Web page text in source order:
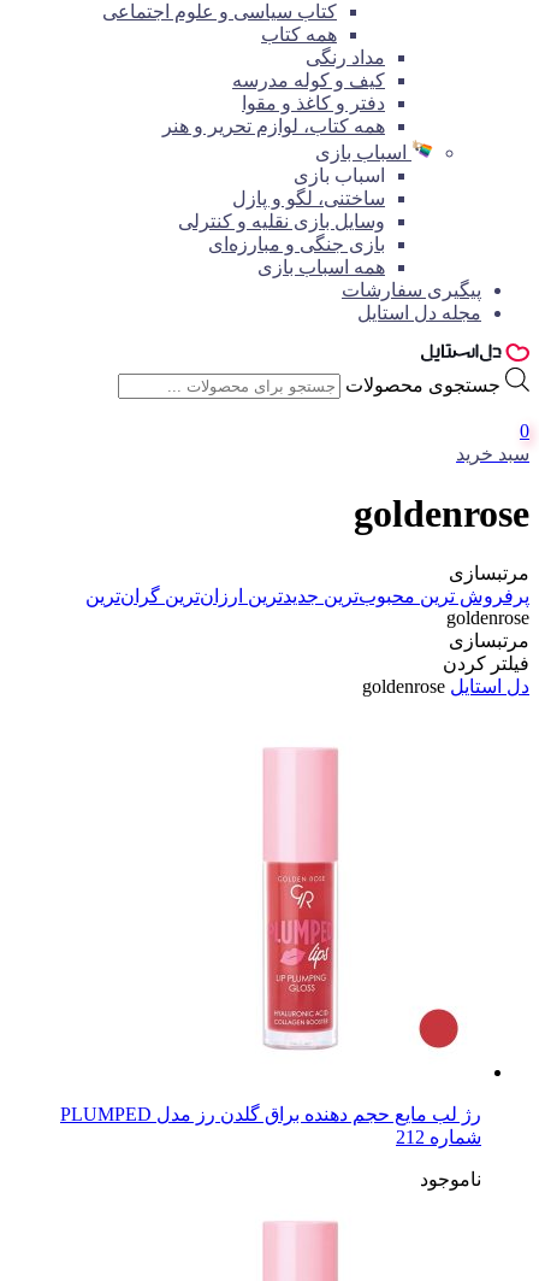
کتاب سیاسی و علوم اجتماعی
همه کتاب
مداد رنگی
کیف و کوله مدرسه
دفتر و کاغذ و مقوا
همه کتاب، لوازم تحریر و هنر
اسباب بازی
اسباب بازی
ساختنی، لگو و پازل
وسایل بازی نقلیه و کنترلی
بازی جنگی و مبارزه‌ای
همه اسباب بازی
پیگیری سفارشات
مجله دل استایل
جستجوی محصولات
0
سبد خرید
goldenrose
مرتبسازی
پرفروش ترین محبوب‌ترین جدیدترین ارزان‌ترین گران‌ترین
goldenrose
مرتبسازی
فیلتر کردن
دل استایل goldenrose
رژ لب مایع حجم دهنده براق گلدن رز مدل PLUMPED
شماره 212
ناموجود